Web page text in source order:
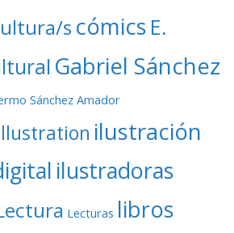
s cómics E.
Gabriel Sánchez
Sánchez Amador
ilustración
ilustradoras
Lecturas libros